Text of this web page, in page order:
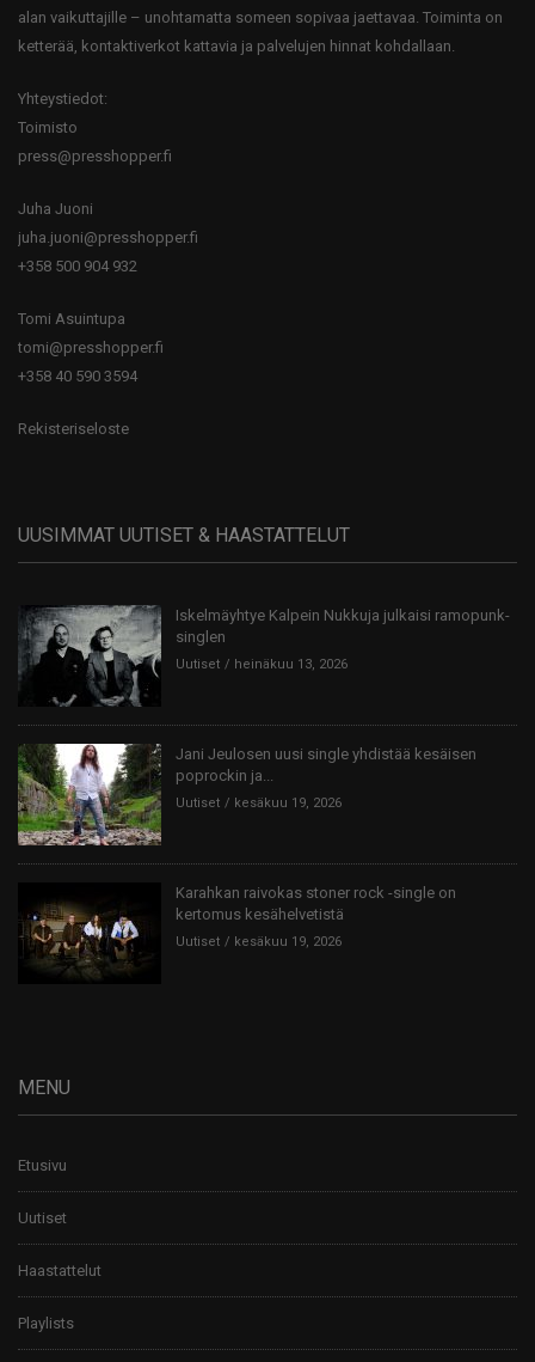
alan vaikuttajille – unohtamatta someen sopivaa jaettavaa. Toiminta on
ketterää, kontaktiverkot kattavia ja palvelujen hinnat kohdallaan.
Yhteystiedot:
Toimisto
press@presshopper.fi
Juha Juoni
juha.juoni@presshopper.fi
+358 500 904 932
Tomi Asuintupa
tomi@presshopper.fi
+358 40 590 3594
Rekisteriseloste
UUSIMMAT UUTISET & HAASTATTELUT
Iskelmäyhtye Kalpein Nukkuja julkaisi ramopunk-
singlen
Uutiset heinäkuu 13, 2026
Jani Jeulosen uusi single yhdistää kesäisen
poprockin ja...
Uutiset kesäkuu 19, 2026
Karahkan raivokas stoner rock -single on
kertomus kesähelvetistä
Uutiset kesäkuu 19, 2026
MENU
Etusivu
Uutiset
Haastattelut
Playlists